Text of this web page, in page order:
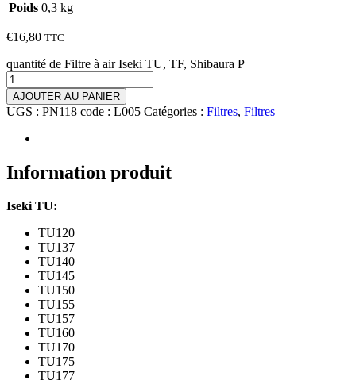
Poids 0,3 kg
€16,80 TTC
quantité de Filtre à air Iseki TU, TF, Shibaura P
AJOUTER AU PANIER
UGS : PN118 code : L005 Catégories : Filtres, Filtres
Information produit
Iseki TU:
TU120
TU137
TU140
TU145
TU150
TU155
TU157
TU160
TU170
TU175
TU177